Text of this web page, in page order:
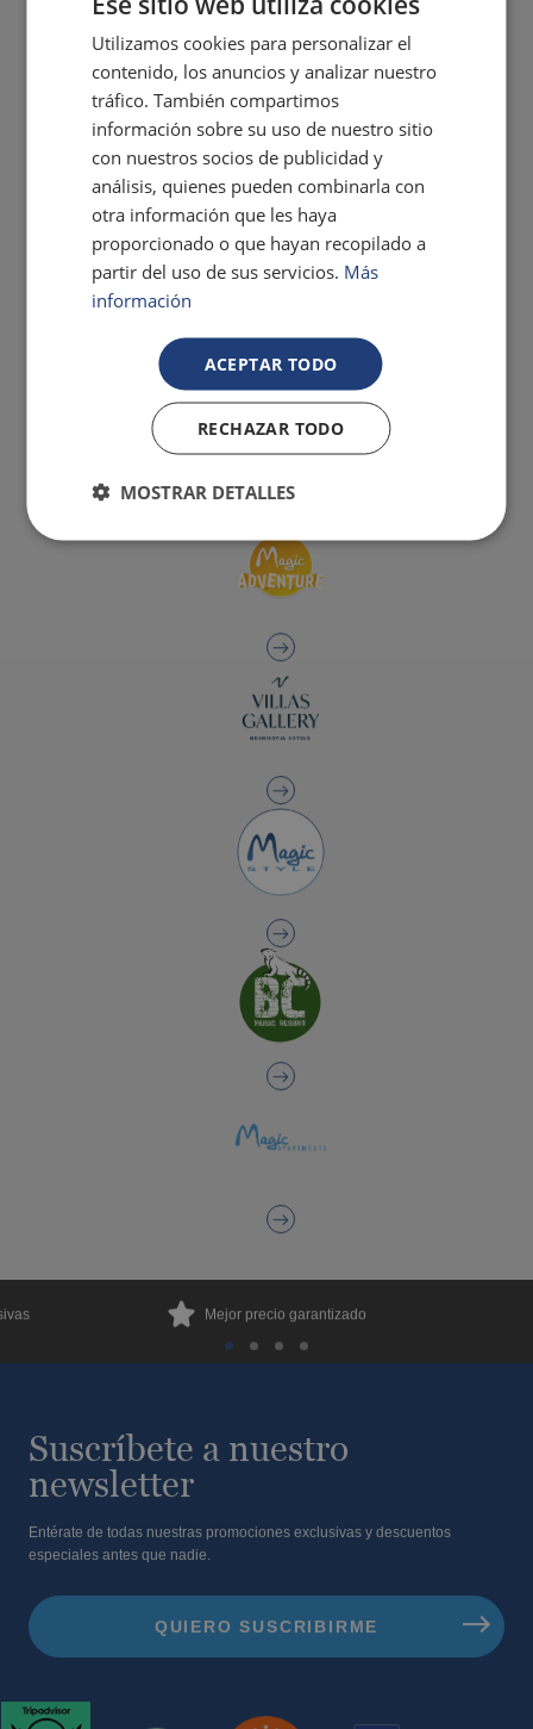
Mejor precio garantizado
Suscríbete a nuestro
newsletter
Entérate de todas nuestras promociones exclusivas y descuentos
especiales antes que nadie.
Utilizamos cookies para personalizar el
contenido, los anuncios y analizar nuestro
tráfico. También compartimos
información sobre su uso de nuestro sitio
con nuestros socios de publicidad y
análisis, quienes pueden combinarla con
otra información que les haya
proporcionado o que hayan recopilado a
partir del uso de sus servicios. Más
información
ACEPTAR TODO
RECHAZAR TODO
MOSTRAR DETALLES